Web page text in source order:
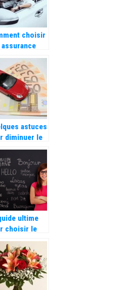
choisir
assurance
en cas de
de ses clefs
astuces
diminuer le
de votre
auto
ultime
choisir le
site
langues